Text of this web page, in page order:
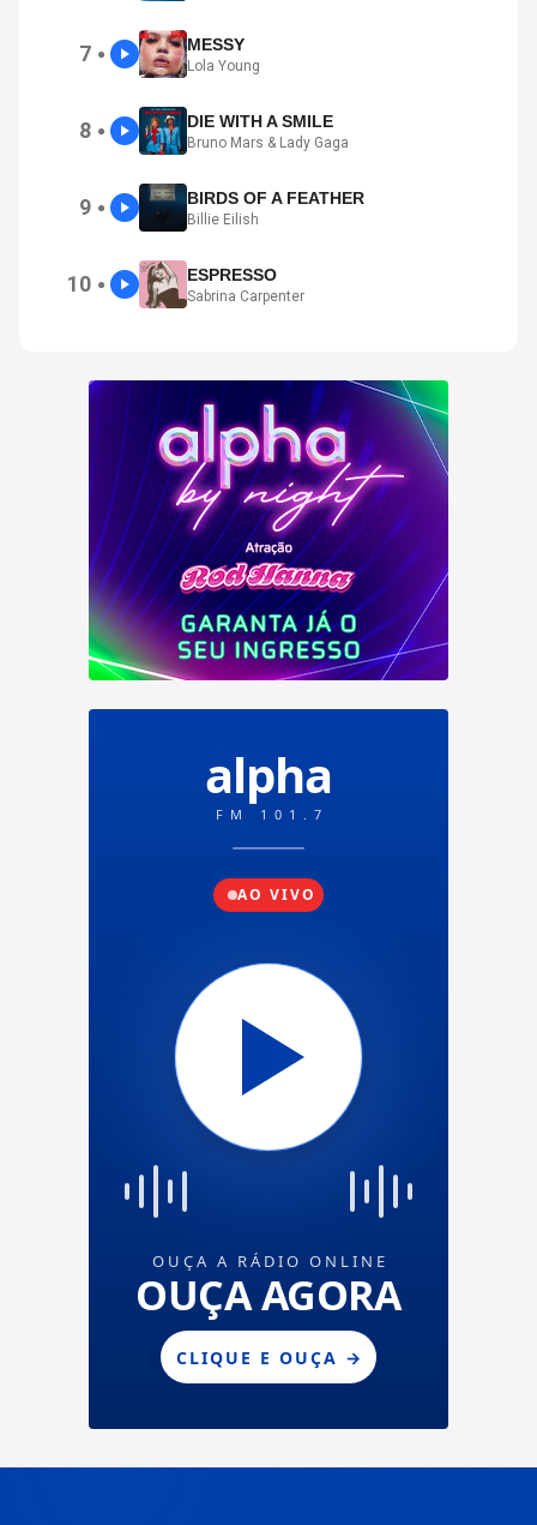
7 ● MESSY
Lola Young
8 ● DIE WITH A SMILE
Bruno Mars & Lady Gaga
9 ● BIRDS OF A FEATHER
Billie Eilish
10 ● ESPRESSO
Sabrina Carpenter